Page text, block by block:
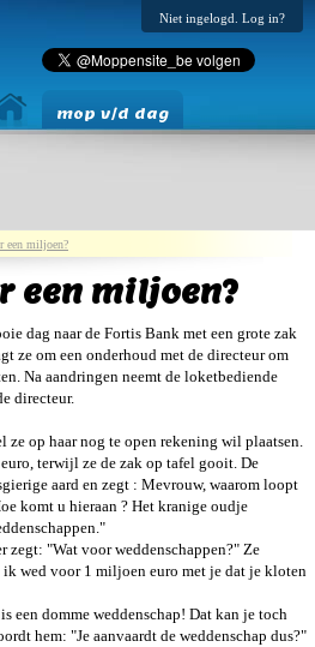
Niet ingelogd. Log in?
mop v/d dag
een miljoen?
een miljoen?
dag naar de Fortis Bank met een grote zak
ze om een onderhoud met de directeur om
Na aandringen neemt de loketbediende
directeur.
ze op haar nog te open rekening wil plaatsen.
terwijl ze de zak op tafel gooit. De
aard en zegt : Mevrouw, waarom loopt
komt u hieraan ? Het kranige oudje
zegt: "Wat voor weddenschappen?" Ze
wed voor 1 miljoen euro met je dat je kloten
een domme weddenschap! Dat kan je toch
hem: "Je aanvaardt de weddenschap dus?"